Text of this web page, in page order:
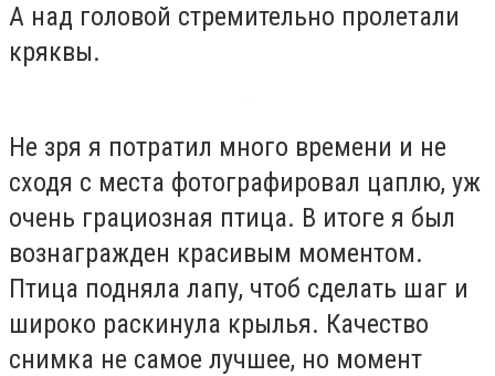
А над головой стремительно пролетали
кряквы.
Не зря я потратил много времени и не
сходя с места фотографировал цаплю, уж
очень грациозная птица. В итоге я был
вознагражден красивым моментом.
Птица подняла лапу, чтоб сделать шаг и
широко раскинула крылья. Качество
снимка не самое лучшее, но момент